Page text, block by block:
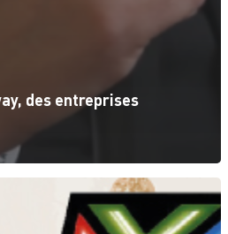
des entreprises